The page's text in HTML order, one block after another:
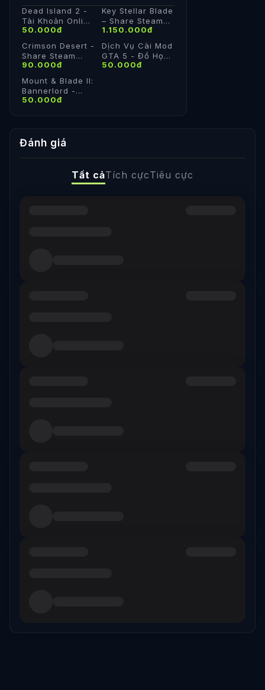
Dead Island 2 -
Tài Khoản Online
– Đổi Thông Tin
50.000đ
Key Stellar Blade
– Share Steam
Chính Hãng
1.150.000đ
Crimson Desert -
Share Steam
Offline
90.000đ
Dịch Vụ Cài Mod
GTA 5 - Đồ Họa
- Hỗ Trợ Cài Đặt
50.000đ
Mount & Blade II:
Bannerlord -
Share Steam Cá
50.000đ
Đánh giá
Tất cảTích cựcTiêu cực